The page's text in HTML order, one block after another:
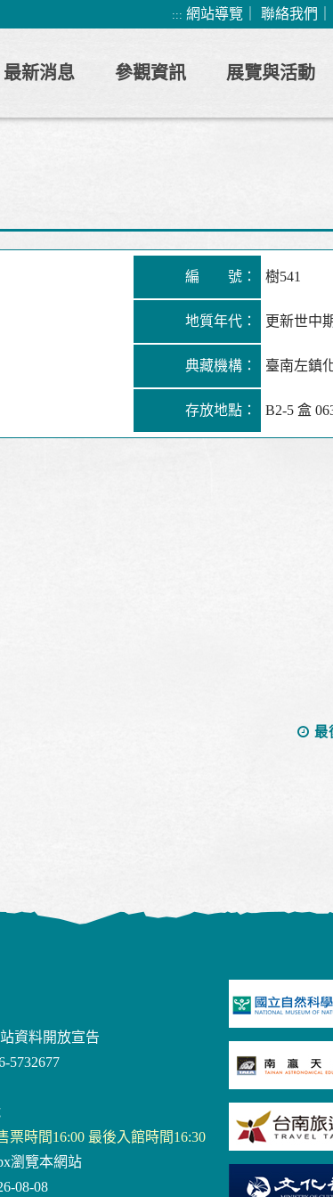
::: 網站導覽 聯絡我們
最新消息 參觀資訊 展覽與活動
編 號： 樹541
地質年代： 更新世中
典藏機構： 臺南左鎮
存放地點： B2-5 盒
最
資料開放宣告
5732677
票時間16:00 最後入館時間16:30
瀏覽本網站
08-08